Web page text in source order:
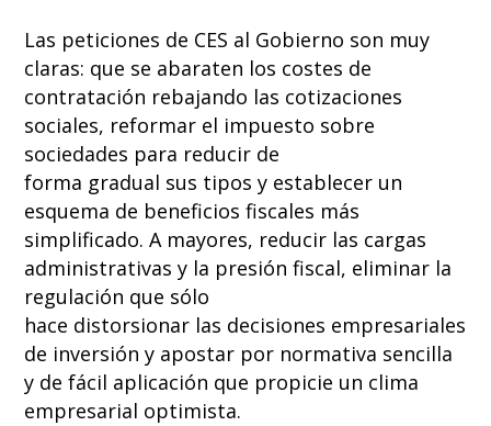
Las peticiones de CES al Gobierno son muy
claras: que se abaraten los costes de
contratación rebajando las cotizaciones
sociales, reformar el impuesto sobre
sociedades para reducir de
forma gradual sus tipos y establecer un
esquema de beneficios fiscales más
simplificado. A mayores, reducir las cargas
administrativas y la presión fiscal, eliminar la
regulación que sólo
hace distorsionar las decisiones empresariales
de inversión y apostar por normativa sencilla
y de fácil aplicación que propicie un clima
empresarial optimista.